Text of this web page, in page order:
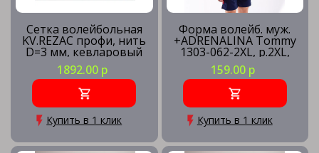
Сетка волейбольная
KV.REZAC профи, нить
D=3 мм, кевларовый
трос
1892.00 р
Купить в 1 клик
Форма волейб. муж.
+ADRENALINA Tommy
1303-062-2XL, р.2XL,
100% полиэстер,
красно-синий
159.00 р
Купить в 1 клик